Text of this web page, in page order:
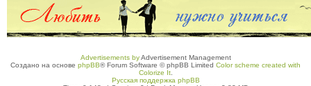
Advertisements byAdvertisement Management
Создано на основе phpBB® Forum Software © phpBB Limited Color scheme created with
Colorize It.
Русская поддержка phpBB